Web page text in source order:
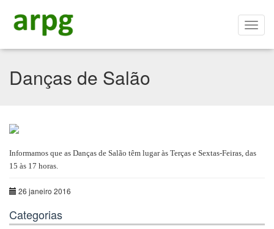
Danças de Salão
Informamos que as Danças de Salão têm lugar às Terças e Sextas-Feiras, das
15 às 17 horas.
26 janeiro 2016
Categorias